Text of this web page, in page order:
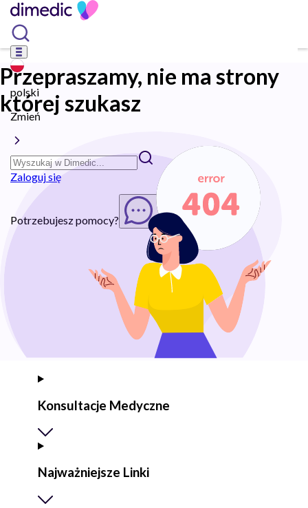
polski
Zmień
Zaloguj się
Potrzebujesz pomocy? Rozpocznij chat
Przepraszamy, nie ma strony
której szukasz
Konsultacje Medyczne
Najważniejsze Linki